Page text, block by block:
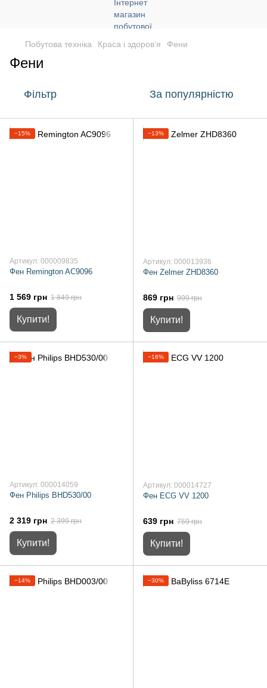
Побутова техніка Краса і здоров’я Фени
Фени
Фільтр За популярністю
−15%
Артикул: 000009835
Фен Remington AC9096
1 569 грн 1 849 грн
Купити!
−13%
Артикул: 000013936
Фен Zelmer ZHD8360
869 грн 999 грн
Купити!
−3%
Артикул: 000014059
Фен Philips BHD530/00
2 319 грн 2 399 грн
Купити!
−16%
Артикул: 000014727
Фен ECG VV 1200
639 грн 759 грн
Купити!
−14% −30%